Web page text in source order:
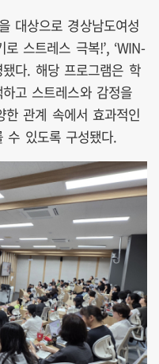
대상으로 경상남도여성
스트레스 극복!’, ‘WIN-
다. 해당 프로그램은 학
고 스트레스와 감정을
관계 속에서 효과적인
수 있도록 구성됐다.